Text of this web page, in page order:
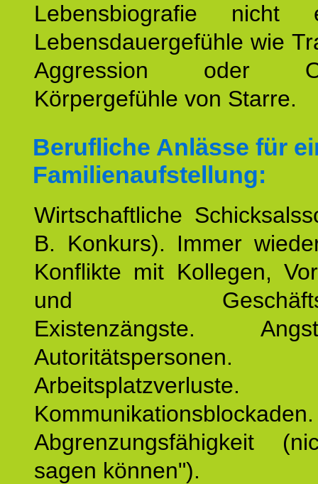
Lebensbiografie nicht
Lebensdauergefühle wie
Aggression oder
Körpergefühle von Starre.
Berufliche Anlässe für
Familienaufstellung:
Wirtschaftliche
B. Konkurs). Immer
Konflikte mit Kollegen,
und
Existenzängste.
Autoritätspersonen.
Arbeitsplatzverluste.
Abgrenzungsfähigkeit
sagen können").